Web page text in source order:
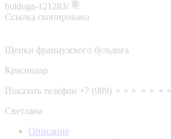
buldoga-121283/
Ссылка скопирована
Щенки французского бульдога
Краснодар
Показать телефон +7 (989) ⚬⚬⚬ ⚬⚬ ⚬⚬
Светлана
Описание